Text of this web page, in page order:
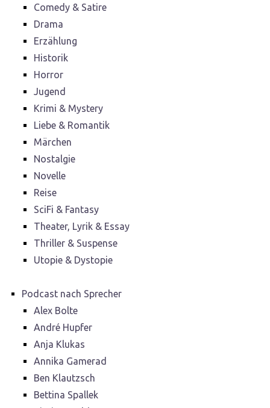
Comedy & Satire
Drama
Erzählung
Historik
Horror
Jugend
Krimi & Mystery
Liebe & Romantik
Märchen
Nostalgie
Novelle
Reise
SciFi & Fantasy
Theater, Lyrik & Essay
Thriller & Suspense
Utopie & Dystopie
Podcast nach Sprecher
Alex Bolte
André Hupfer
Anja Klukas
Annika Gamerad
Ben Klautzsch
Bettina Spallek